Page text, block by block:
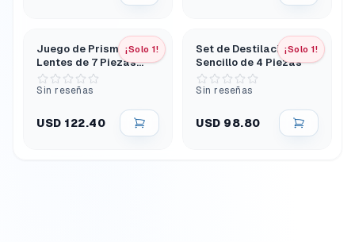
¡Solo 1!
Juego de Prismas y
Lentes de 7 Piezas
Vidrio
Sin reseñas
USD 122.40
¡Solo 1!
Set de Destilación
Sencillo de 4 Piezas
Sin reseñas
USD 98.80